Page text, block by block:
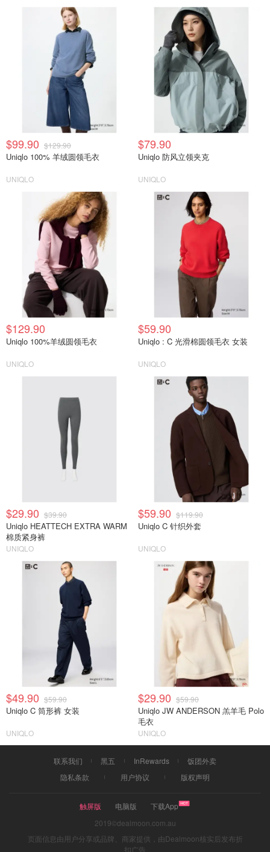
$99.90 $129.90
Uniqlo 100% 羊绒圆领毛衣
UNIQLO
$79.90
Uniqlo 防风立领夹克
UNIQLO
$129.90
Uniqlo 100%羊绒圆领毛衣
UNIQLO
$59.90
Uniqlo : C 光滑棉圆领毛衣 女装
UNIQLO
$29.90 $39.90
Uniqlo HEATTECH EXTRA WARM
棉质紧身裤
UNIQLO
$59.90 $119.90
Uniqlo C 针织外套
UNIQLO
$49.90 $59.90
Uniqlo C 筒形裤 女装
UNIQLO
$29.90 $59.90
Uniqlo JW ANDERSON 羔羊毛 Polo
毛衣
UNIQLO
联系我们 黑五 InRewards
饭团外卖
隐私条款
用户协议 版权声明
触屏版 电脑版
下载App
2019©dealmoon.com.au
页面信息由用户分享或品牌、商家提供，由Dealmoon核实后发布折
扣广告